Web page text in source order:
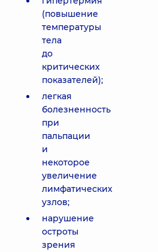
(повышение
температуры
тела
до
критических
показателей);
легкая
болезненность
при
пальпации
и
некоторое
увеличение
лимфатических
узлов;
нарушение
остроты
зрения